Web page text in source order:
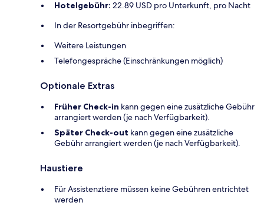
Hotelgebühr: 22.89 USD pro Unterkunft, pro Nacht
In der Resortgebühr inbegriffen:
Weitere Leistungen
Telefongespräche (Einschränkungen möglich)
Optionale Extras
Früher Check-in kann gegen eine zusätzliche Gebühr
arrangiert werden (je nach Verfügbarkeit).
Später Check-out kann gegen eine zusätzliche
Gebühr arrangiert werden (je nach Verfügbarkeit).
Haustiere
Für Assistenztiere müssen keine Gebühren entrichtet
werden